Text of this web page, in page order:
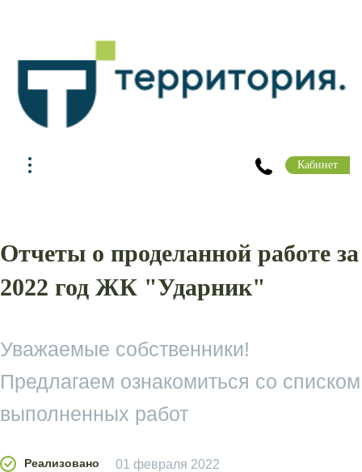
Кабинет
Отчеты о проделанной работе за
2022 год ЖК "Ударник"
Уважаемые собственники!
Предлагаем ознакомиться со списком
выполненных работ
Реализовано 01 февраля 2022